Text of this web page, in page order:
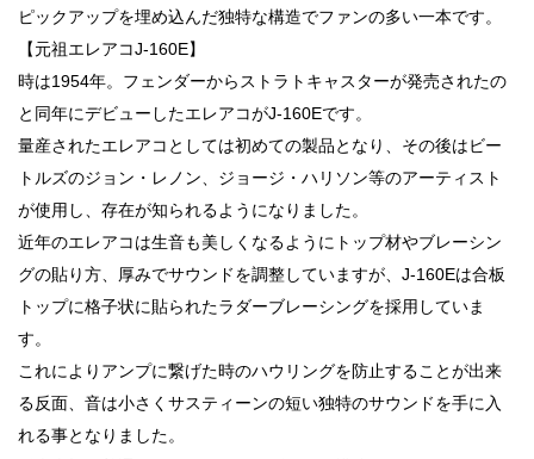
ピックアップを埋め込んだ独特な構造でファンの多い一本です。
【元祖エレアコJ-160E】
時は1954年。フェンダーからストラトキャスターが発売されたの
と同年にデビューしたエレアコがJ-160Eです。
量産されたエレアコとしては初めての製品となり、その後はビー
トルズのジョン・レノン、ジョージ・ハリソン等のアーティスト
が使用し、存在が知られるようになりました。
近年のエレアコは生音も美しくなるようにトップ材やブレーシン
グの貼り方、厚みでサウンドを調整していますが、J-160Eは合板
トップに格子状に貼られたラダーブレーシングを採用していま
す。
これによりアンプに繋げた時のハウリングを防止することが出来
る反面、音は小さくサスティーンの短い独特のサウンドを手に入
れる事となりました。